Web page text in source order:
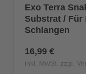
Exo Terra
Substrat / Für
Schlangen
16,99 €
inkl. MwSt. zzgl.